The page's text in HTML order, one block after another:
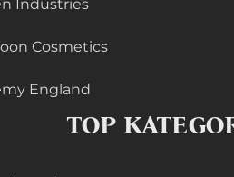
Industries
Cosmetics
England
TOP